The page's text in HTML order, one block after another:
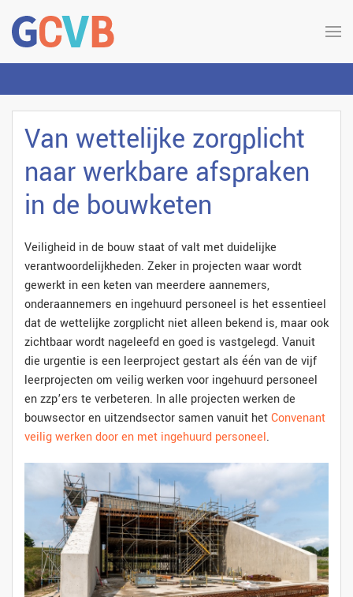
Van wettelijke zorgplicht
naar werkbare afspraken
in de bouwketen
Veiligheid in de bouw staat of valt met duidelijke
verantwoordelijkheden. Zeker in projecten waar wordt
gewerkt in een keten van meerdere aannemers,
onderaannemers en ingehuurd personeel is het essentieel
dat de wettelijke zorgplicht niet alleen bekend is, maar ook
zichtbaar wordt nageleefd en goed is vastgelegd. Vanuit
die urgentie is een leerproject gestart als één van de vijf
leerprojecten om veilig werken voor ingehuurd personeel
en zzp’ers te verbeteren. In alle projecten werken de
bouwsector en uitzendsector samen vanuit hetConvenant
veilig werken door en met ingehuurd personeel.